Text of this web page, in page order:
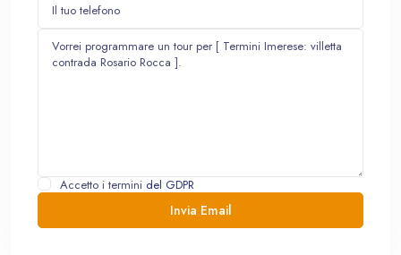
Accetto i termini del GDPR